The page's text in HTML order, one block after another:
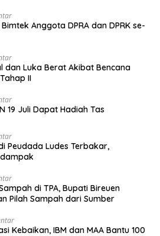
Anggota DPRA dan DPRK se-
dan Luka Berat Akibat Bencana
II
19 Juli Dapat Hadiah Tas
Peudada Ludes Terbakar,
di TPA, Bupati Bireuen
Pilah Sampah dari Sumber
Kebaikan, IBM dan MAA Bantu 100